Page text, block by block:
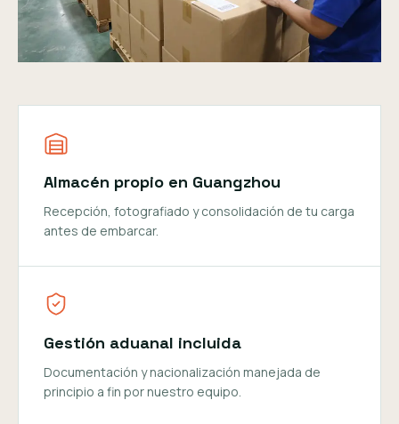
Almacén propio en Guangzhou
Recepción, fotografiado y consolidación de tu carga
antes de embarcar.
Gestión aduanal incluida
Documentación y nacionalización manejada de
principio a fin por nuestro equipo.